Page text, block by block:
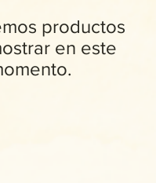
productos
en este